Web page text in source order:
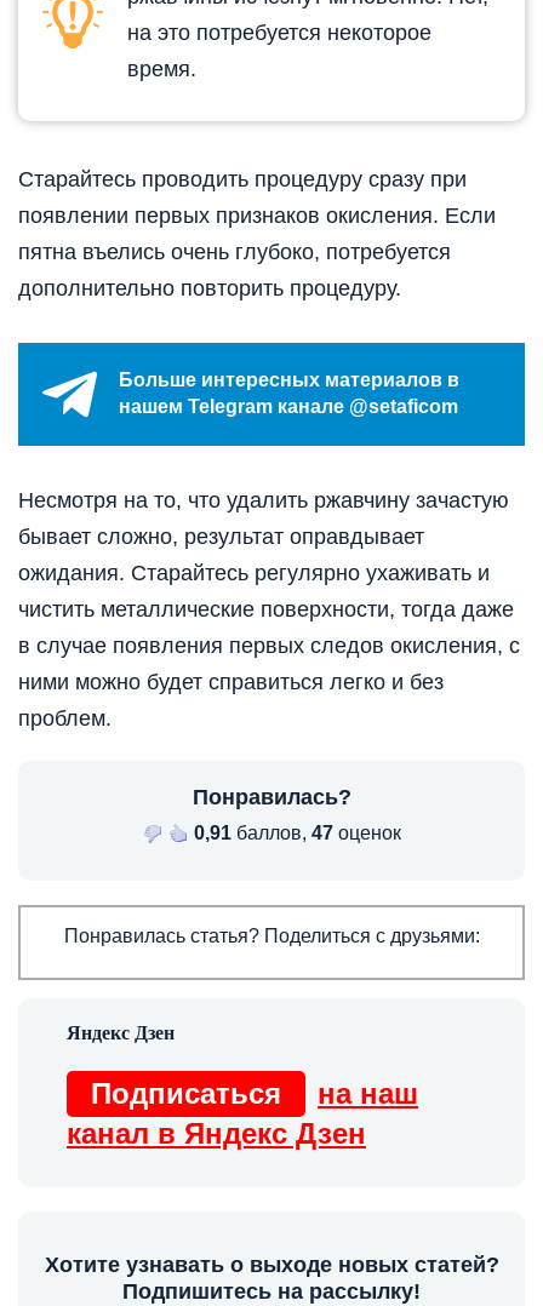
на это потребуется некоторое
время.
Старайтесь проводить процедуру сразу при
появлении первых признаков окисления. Если
пятна въелись очень глубоко, потребуется
дополнительно повторить процедуру.
Больше интересных материалов в
нашем Telegram канале @setaficom
Несмотря на то, что удалить ржавчину зачастую
бывает сложно, результат оправдывает
ожидания. Старайтесь регулярно ухаживать и
чистить металлические поверхности, тогда даже
в случае появления первых следов окисления, с
ними можно будет справиться легко и без
проблем.
Понравилась?
0,91баллов, 47оценок
Понравилась статья? Поделиться с друзьями:
Подписаться
на наш
канал в Яндекс Дзен
Хотите узнавать о выходе новых статей?
Подпишитесь на рассылку!